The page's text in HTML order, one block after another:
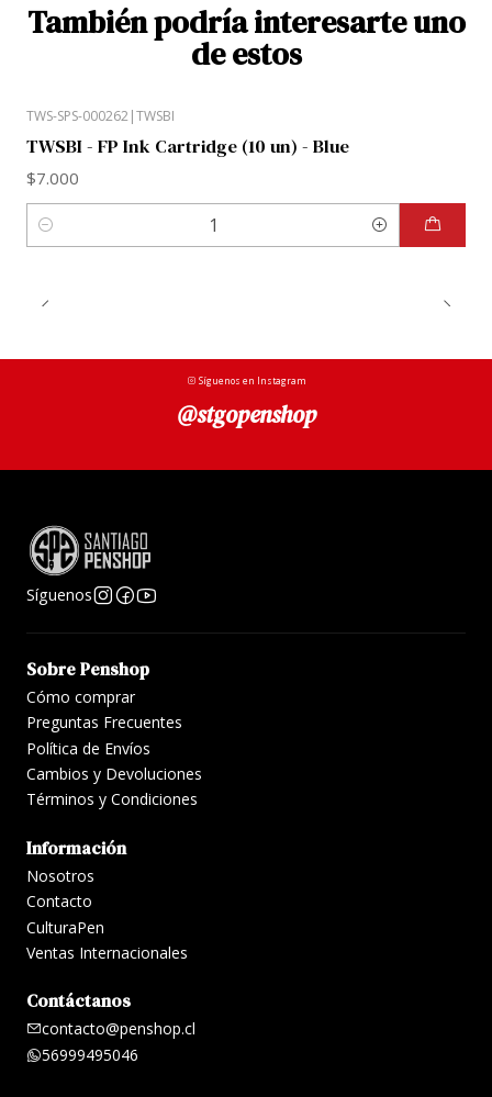
También podría interesarte uno
de estos
TWS-SPS-000262|TWSBI
TWSBI - FP Ink Cartridge (10 un) - Blue
$7.000
Cantidad
Síguenos en Instagram
@stgopenshop
Síguenos
Sobre Penshop
Cómo comprar
Preguntas Frecuentes
Política de Envíos
Cambios y Devoluciones
Términos y Condiciones
Información
Nosotros
Contacto
CulturaPen
Ventas Internacionales
Contáctanos
contacto@penshop.cl
56999495046